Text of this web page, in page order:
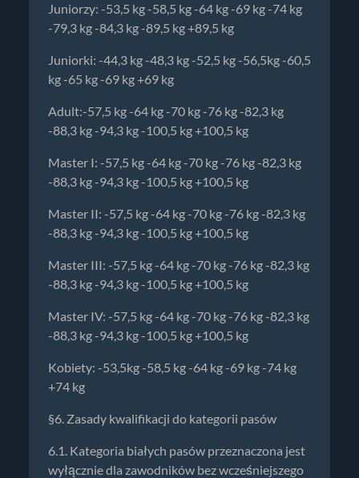
Juniorzy: -53,5 kg -58,5 kg -64 kg -69 kg -74 kg
-79,3 kg -84,3 kg -89,5 kg +89,5 kg
Juniorki: -44,3 kg -48,3 kg -52,5 kg -56,5kg -60,5
kg -65 kg -69 kg +69 kg
Adult:-57,5 kg -64 kg -70 kg -76 kg -82,3 kg
-88,3 kg -94,3 kg -100,5 kg +100,5 kg
Master I: -57,5 kg -64 kg -70 kg -76 kg -82,3 kg
-88,3 kg -94,3 kg -100,5 kg +100,5 kg
Master II: -57,5 kg -64 kg -70 kg -76 kg -82,3 kg
-88,3 kg -94,3 kg -100,5 kg +100,5 kg
Master III: -57,5 kg -64 kg -70 kg -76 kg -82,3 kg
-88,3 kg -94,3 kg -100,5 kg +100,5 kg
Master IV: -57,5 kg -64 kg -70 kg -76 kg -82,3 kg
-88,3 kg -94,3 kg -100,5 kg +100,5 kg
Kobiety: -53,5kg -58,5 kg -64 kg -69 kg -74 kg
+74 kg
§6. Zasady kwalifikacji do kategorii pasów
6.1. Kategoria białych pasów przeznaczona jest
wyłącznie dla zawodników bez wcześniejszego